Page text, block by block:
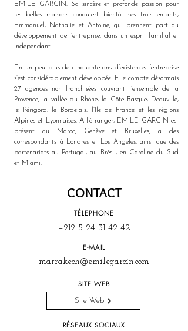
EMILE GARCIN. Sa sincère et profonde passion pour
les belles maisons conquiert bientôt ses trois enfants,
Emmanuel, Nathalie et Antoine, qui prennent part au
développement de l’entreprise, dans un esprit familial et
indépendant.
En un peu plus de cinquante ans d’existence, l’entreprise
s’est considérablement développée. Elle compte désormais
27 agences non franchisées couvrant l’ensemble de la
Provence, la vallée du Rhône, la Côte Basque, Deauville,
le Périgord, le Bordelais, l’Ile de France et les régions
Alpines et Lyonnaises. A l’étranger, EMILE GARCIN est
présent au Maroc, Genève et Bruxelles, a des
correspondants à Londres et Los Angeles, ainsi que des
partenariats au Portugal, au Brésil, en Caroline du Sud
et Miami.
TÉLEPHONE
+212 5 24 31 42 42
E-MAIL
marrakech@emilegarcin.com
SITE WEB
Site Web
RÉSEAUX SOCIAUX
CONTACT